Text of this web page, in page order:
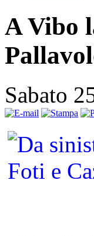
A Vibo
Sabato